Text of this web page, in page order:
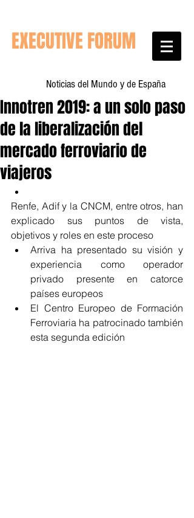
EXECUTIVE FORUM
Noticias del Mundo y de España
Innotren 2019: a un solo paso
de la liberalización del
mercado ferroviario de
viajeros
Renfe, Adif y la CNCM, entre otros, han
explicado sus puntos de vista,
objetivos y roles en este proceso
Arriva ha presentado su visión y
experiencia como operador
privado presente en catorce
países europeos
El Centro Europeo de Formación
Ferroviaria ha patrocinado también
esta segunda edición